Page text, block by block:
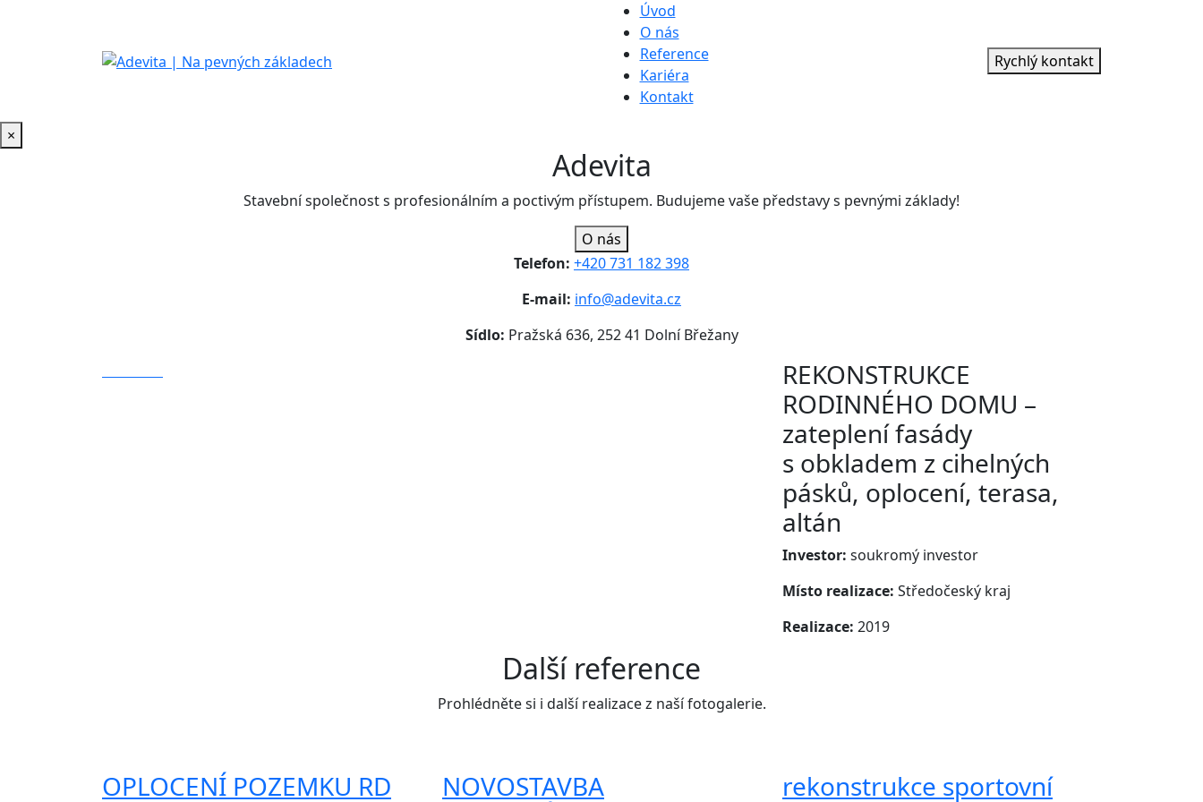
Úvod
O nás
Reference
Kariéra
Kontakt
Rychlý kontakt
×
Adevita
Stavební společnost s profesionálním a poctivým přístupem. Budujeme vaše představy s pevnými základy!
O nás
Telefon: +420 731 182 398
E-mail: info@adevita.cz
Sídlo: Pražská 636, 252 41 Dolní Břežany
REKONSTRUKCE
RODINNÉHO DOMU –
zateplení fasády
s obkladem z cihelných
pásků, oplocení, terasa,
altán
Investor: soukromý investor
Místo realizace: Středočeský kraj
Realizace: 2019
Další reference
Prohlédněte si i další realizace z naší fotogalerie.
OPLOCENÍ POZEMKU RD
NOVOSTAVBA
rekonstrukce sportovní